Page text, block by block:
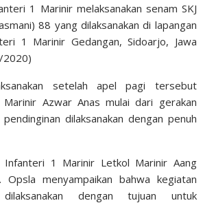
1 Marinir melaksanakan senam SKJ
88 yang dilaksanakan di lapangan
1 Marinir Gedangan, Sidoarjo, Jawa
2020)
setelah apel pagi tersebut
Azwar Anas mulai dari gerakan
dilaksanakan dengan penuh
Infanteri 1 Marinir Letkol Marinir Aang
menyampaikan bahwa kegiatan
dengan tujuan untuk